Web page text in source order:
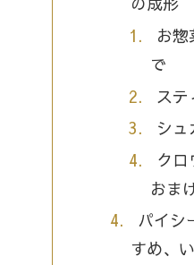
お
で
ステ
シュ
ク
おま
パイシ
すめ、